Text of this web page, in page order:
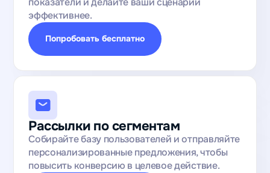
эффективнее.
Попробовать бесплатно
Рассылки по сегментам
Собирайте базу пользователей и отправляйте
персонализированные предложения, чтобы
повысить конверсию в целевое действие.